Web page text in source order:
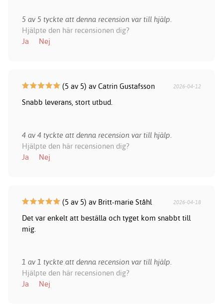
5 av 5 tyckte att denna recension var till hjälp.
Hjälpte den här recensionen dig?
Ja
Nej
(5 av 5) av Catrin Gustafsson 2026-04-12
Snabb leverans, stort utbud.
4 av 4 tyckte att denna recension var till hjälp.
Hjälpte den här recensionen dig?
Ja
Nej
(5 av 5) av Britt-marie Ståhl 2026-04-18
Det var enkelt att beställa och tyget kom snabbt till
mig.
1 av 1 tyckte att denna recension var till hjälp.
Hjälpte den här recensionen dig?
Ja
Nej